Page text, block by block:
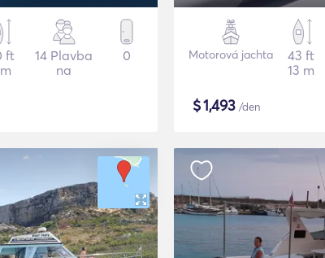
ft
14 Plavba
na
0 Motorová jachta
43 ft
13 m
$1,493 /den